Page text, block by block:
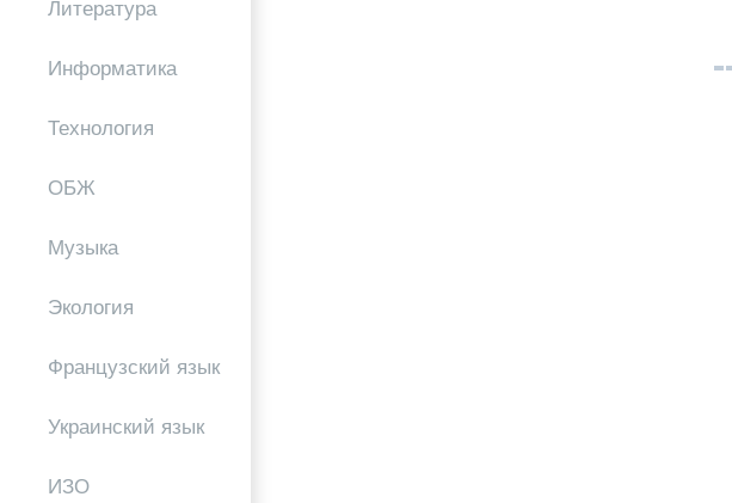
Литература
Информатика
Технология
ОБЖ
Музыка
Экология
Французский язык
Украинский язык
ИЗО